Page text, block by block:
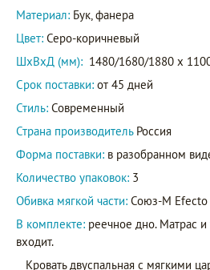
Материал: Бук, фанера
Цвет: Серо-коричневый
ШxВxД (мм): 1480/1680/1880 x
Срок поставки: от 45 дней
Стиль: Современный
Страна производитель Россия
Форма поставки: в разобранном
Количество упаковок: 3
Обивка мягкой части: Союз-М Efecto
В комплекте: реечное дно. Матрас и
входит.
Кровать двуспальная с мягкими